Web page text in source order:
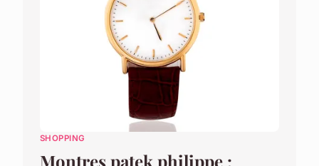
SHOPPING
Montres patek philippe :